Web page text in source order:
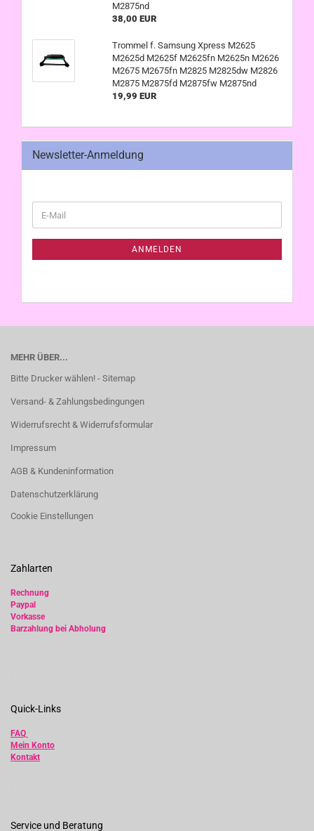
M2875nd
38,00 EUR
Trommel f. Samsung Xpress M2625
M2625d M2625f M2625fn M2625n M2626
M2675 M2675fn M2825 M2825dw M2826
M2875 M2875fd M2875fw M2875nd
19,99 EUR
Newsletter-Anmeldung
ZUR
E-
Mail
ANMELDEN
MEHR ÜBER...
Bitte Drucker wählen! - Sitemap
Versand- & Zahlungsbedingungen
Widerrufsrecht & Widerrufsformular
Impressum
AGB & Kundeninformation
Datenschutzerklärung
Cookie Einstellungen
Zahlarten
Rechnung
Paypal
Vorkasse
Barzahlung bei Abholung
Quick-Links
FAQ
Mein Konto
Kontakt
Service und Beratung